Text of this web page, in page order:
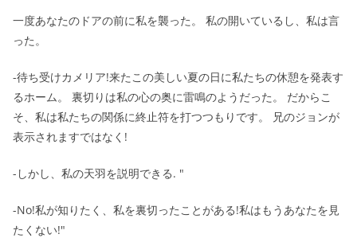
一度あなたのドアの前に私を襲った。 私の開いているし、私は言
った。
-待ち受けカメリア!来たこの美しい夏の日に私たちの休憩を発表す
るホーム。 裏切りは私の心の奥に雷鳴のようだった。 だからこ
そ、私は私たちの関係に終止符を打つつもりです。 兄のジョンが
表示されますではなく!
-しかし、私の天羽を説明できる. "
-No!私が知りたく、私を裏切ったことがある!私はもうあなたを見
たくない!"